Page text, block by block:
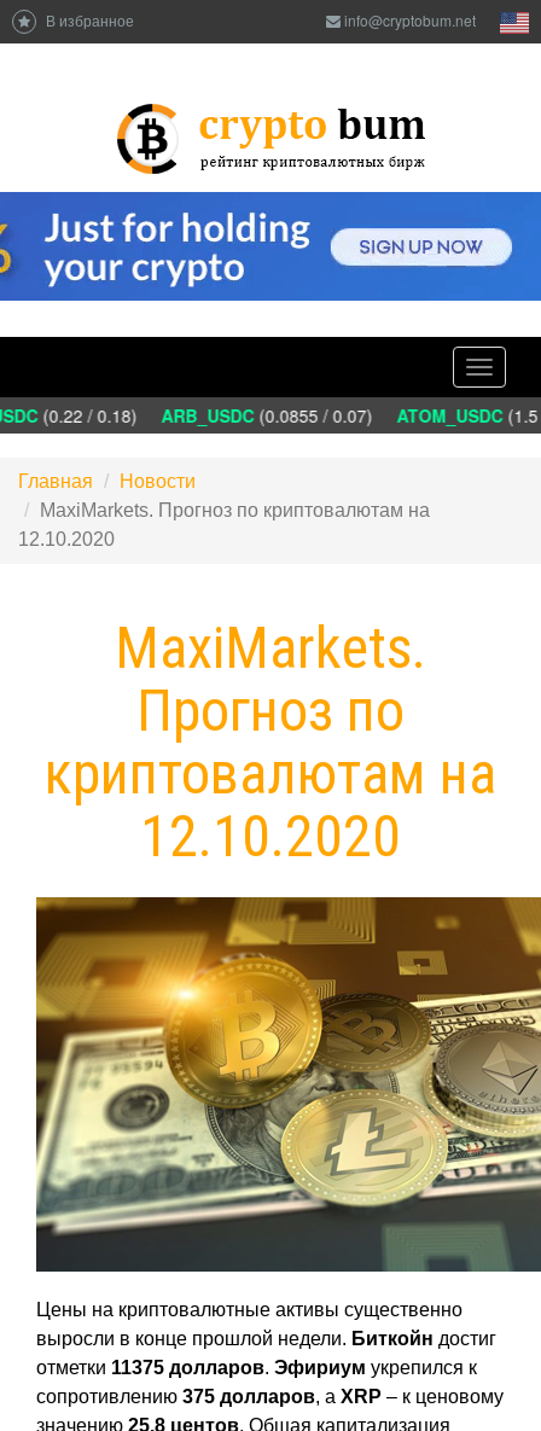
В избранное info@cryptobum.net
Toggle
(0.22 / 0.18) ARB_USDC(0.0855 / 0.07) ATOM_USDC(1.5
Главная
Новости
MaxiMarkets. Прогноз по криптовалютам на
12.10.2020
MaxiMarkets.
Прогноз по
криптовалютам на
12.10.2020
Цены на криптовалютные активы существенно
выросли в конце прошлой недели. Биткойн достиг
отметки 11375 долларов. Эфириум укрепился к
сопротивлению 375 долларов, а XRP – к ценовому
значению 25.8 центов. Общая капитализация